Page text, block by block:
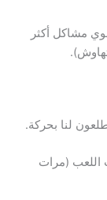
مشاكل أكثر
لنا بحركة.
اللعب (مرات